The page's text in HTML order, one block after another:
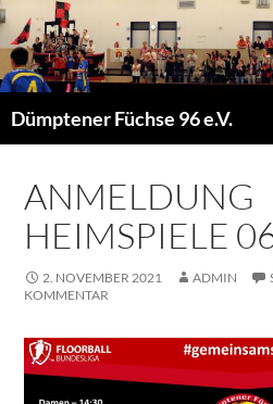
Dümptener Füchse 96 e.V.
SPRINGEN
ANMELDUNG
HEIMSPIELE
2. NOVEMBER 2021 ADMIN
KOMMENTAR